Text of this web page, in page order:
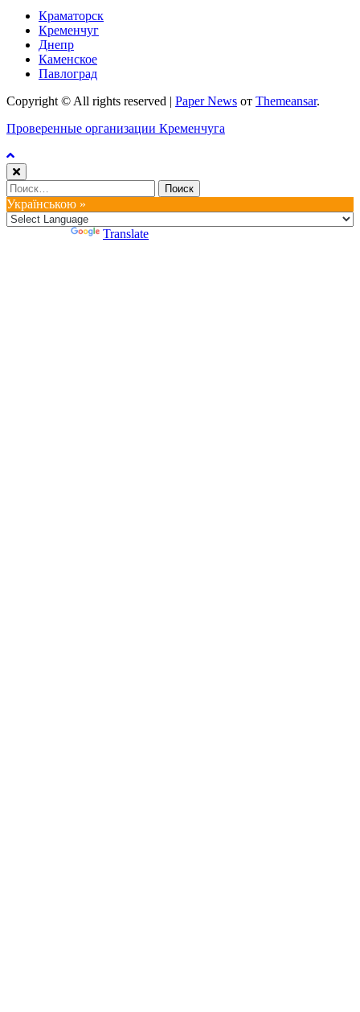
Краматорск
Кременчуг
Днепр
Каменское
Павлоград
Copyright © All rights reserved | Paper News от Themeansar.
Проверенные организации Кременчуга
Найти:
Українською »
Translate